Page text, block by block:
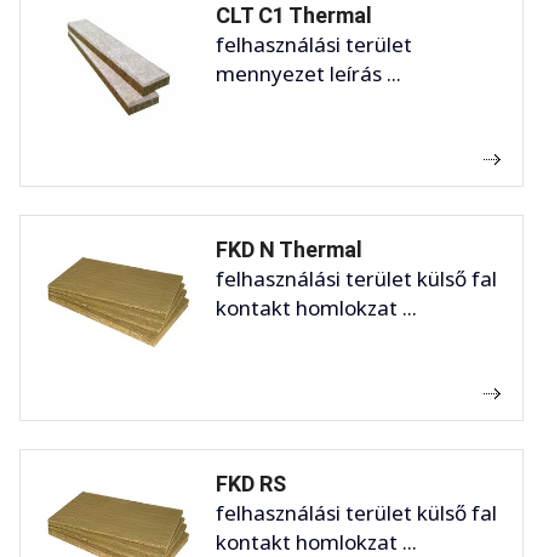
CLT C1 Thermal
felhasználási terület
mennyezet leírás ...
FKD N Thermal
felhasználási terület külső fal
kontakt homlokzat ...
FKD RS
felhasználási terület külső fal
kontakt homlokzat ...